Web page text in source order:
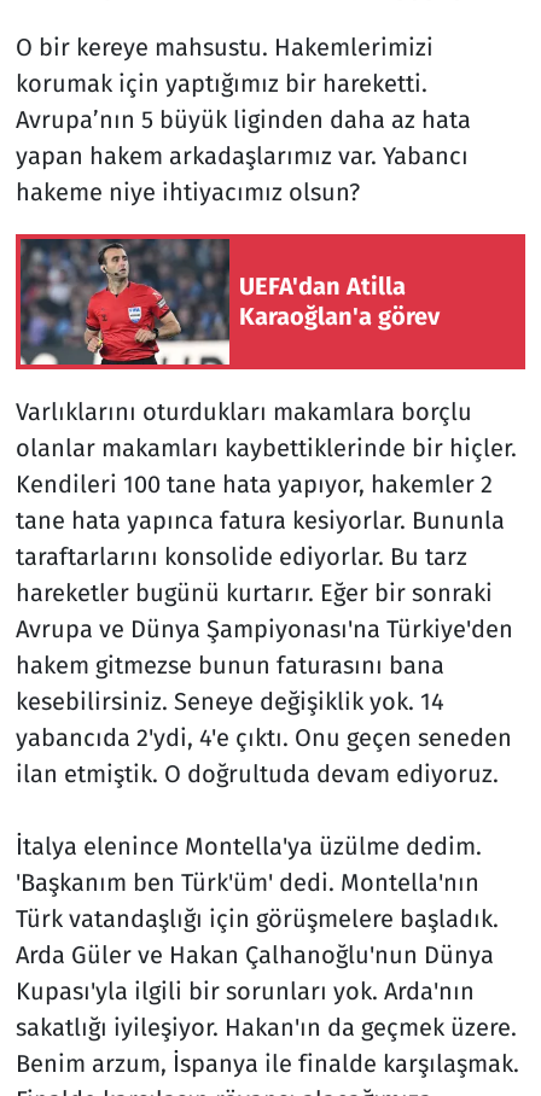
O bir kereye mahsustu. Hakemlerimizi
korumak için yaptığımız bir hareketti.
Avrupa’nın 5 büyük liginden daha az hata
yapan hakem arkadaşlarımız var. Yabancı
hakeme niye ihtiyacımız olsun?
UEFA'dan Atilla
Karaoğlan'a görev
Varlıklarını oturdukları makamlara borçlu
olanlar makamları kaybettiklerinde bir hiçler.
Kendileri 100 tane hata yapıyor, hakemler 2
tane hata yapınca fatura kesiyorlar. Bununla
taraftarlarını konsolide ediyorlar. Bu tarz
hareketler bugünü kurtarır. Eğer bir sonraki
Avrupa ve Dünya Şampiyonası'na Türkiye'den
hakem gitmezse bunun faturasını bana
kesebilirsiniz. Seneye değişiklik yok. 14
yabancıda 2'ydi, 4'e çıktı. Onu geçen seneden
ilan etmiştik. O doğrultuda devam ediyoruz.
İtalya elenince Montella'ya üzülme dedim.
'Başkanım ben Türk'üm' dedi. Montella'nın
Türk vatandaşlığı için görüşmelere başladık.
Arda Güler ve Hakan Çalhanoğlu'nun Dünya
Kupası'yla ilgili bir sorunları yok. Arda'nın
sakatlığı iyileşiyor. Hakan'ın da geçmek üzere.
Benim arzum, İspanya ile finalde karşılaşmak.